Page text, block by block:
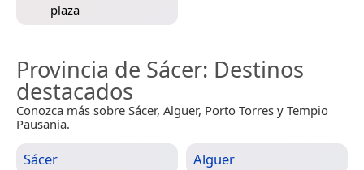
plaza
Provincia de Sácer: Destinos
destacados
Conozca más sobre Sácer, Alguer, Porto Torres y Tempio
Pausania.
Sácer Alguer